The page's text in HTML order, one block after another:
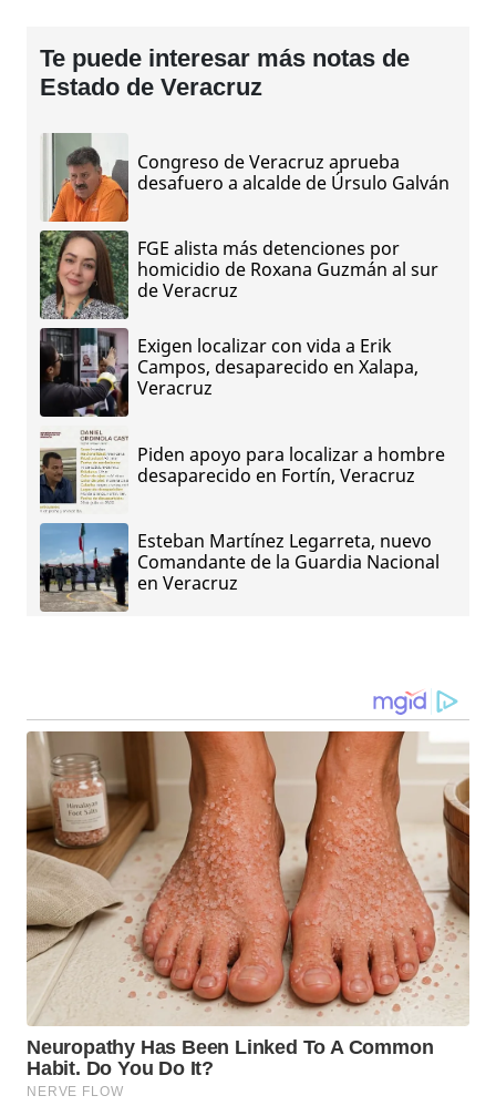
Te puede interesar más notas de
Estado de Veracruz
Congreso de Veracruz aprueba
desafuero a alcalde de Úrsulo Galván
FGE alista más detenciones por
homicidio de Roxana Guzmán al sur
de Veracruz
Exigen localizar con vida a Erik
Campos, desaparecido en Xalapa,
Veracruz
Piden apoyo para localizar a hombre
desaparecido en Fortín, Veracruz
Esteban Martínez Legarreta, nuevo
Comandante de la Guardia Nacional
en Veracruz